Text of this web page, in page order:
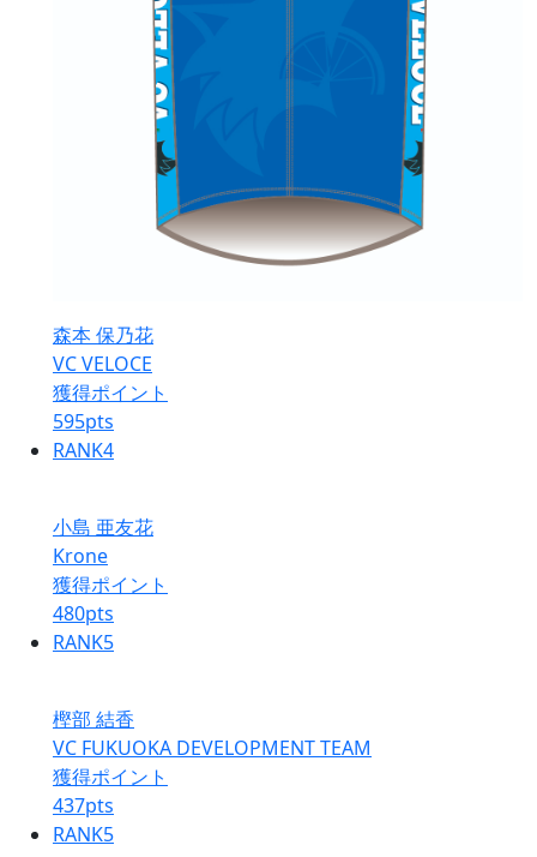
森本 保乃花
VC VELOCE
獲得ポイント
595pts
RANK4
小島 亜友花
Krone
獲得ポイント
480pts
RANK5
樫部 結香
VC FUKUOKA DEVELOPMENT TEAM
獲得ポイント
437pts
RANK5